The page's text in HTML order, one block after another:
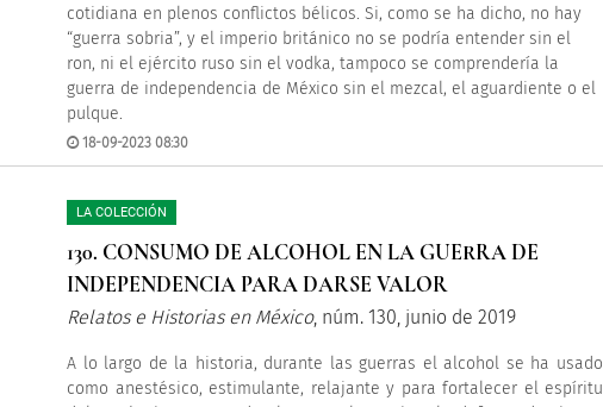
cotidiana en plenos conflictos bélicos. Si, como se ha dicho, no hay
“guerra sobria”, y el imperio británico no se podría entender sin el
ron, ni el ejército ruso sin el vodka, tampoco se comprendería la
guerra de independencia de México sin el mezcal, el aguardiente o el
pulque.
18-09-2023 08:30
LA COLECCIÓN
130. CONSUMO DE ALCOHOL EN LA GUERRA DE
INDEPENDENCIA PARA DARSE VALOR
Relatos e Historias en México, núm. 130, junio de 2019
A lo largo de la historia, durante las guerras el alcohol se ha usado
como anestésico, estimulante, relajante y para fortalecer el espíritu